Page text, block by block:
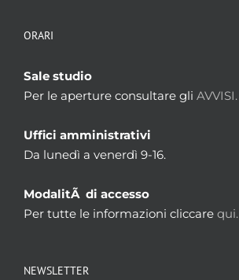
ORARI
Sale studio
Per le aperture consultare gli AVVISI.
Uffici amministrativi
Da lunedì a venerdì 9-16.
ModalitÃ di accesso
Per tutte le informazioni cliccare qui.
NEWSLETTER